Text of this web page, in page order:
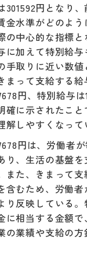
301592円となり
金水準がどのよ
の中心的な指標
に加えて特別給与
手取りに近い数
まって支給する給
円、特別給与は
確に示されたこ
解しやすくなって
円は、労働者
り、生活の基盤
また、きまって支
含むため、労働
り反映している
に相当する金額
の業績や支給の